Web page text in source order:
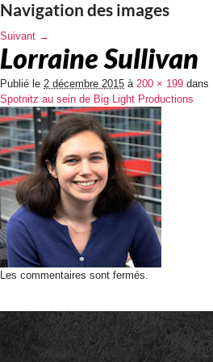
Navigation des images
Suivant →
Lorraine Sullivan
Publié le 2 décembre 2015 à 200 × 199 dans
Spotnitz au sein de Big Light Productions
Les commentaires sont fermés.